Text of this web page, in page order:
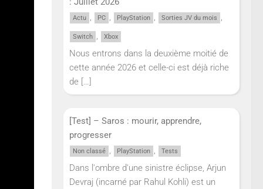
Actu , PC , PlayStation , Sorties JV du mois ,
Switch , Xbox
Nous entrons dans la deuxième moitié de
cette année 2026 et celle-ci est déjà riche
de […]
[Test] – Saros : mourir, apprendre,
progresser
Non classé , PlayStation , Tests
Dans l'ombre d'une sinistre éclipse, Arjun
Devraj (incarné par Rahul Kohli) est un